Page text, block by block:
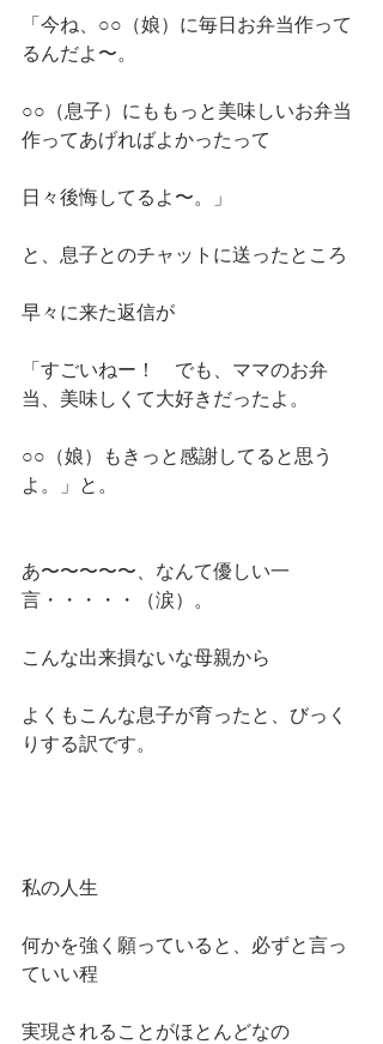
「今ね、○○（娘）に毎日お弁当作って
るんだよ〜。
○○（息子）にももっと美味しいお弁当
作ってあげればよかったって
日々後悔してるよ〜。」
と、息子とのチャットに送ったところ
早々に来た返信が
「すごいねー！　でも、ママのお弁
当、美味しくて大好きだったよ。
○○（娘）もきっと感謝してると思う
よ。」と。
あ〜〜〜〜〜、なんて優しい一
言・・・・・（涙）。
こんな出来損ないな母親から
よくもこんな息子が育ったと、びっく
りする訳です。
私の人生
何かを強く願っていると、必ずと言っ
ていい程
実現されることがほとんどなの